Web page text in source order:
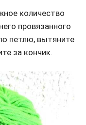
количество
провязанного
петлю, вытяните
за кончик.